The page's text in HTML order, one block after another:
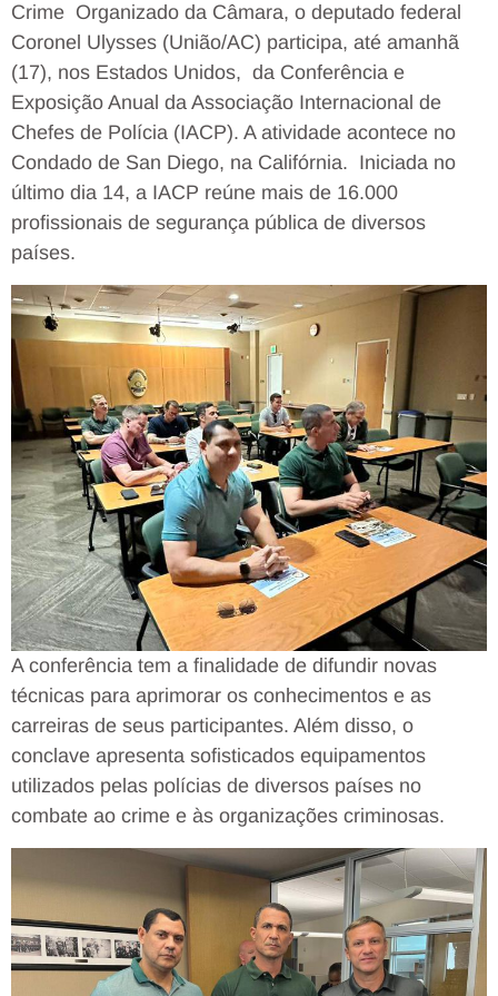
Crime Organizado da Câmara, o deputado federal
Coronel Ulysses (União/AC) participa, até amanhã
(17), nos Estados Unidos, da Conferência e
Exposição Anual da Associação Internacional de
Chefes de Polícia (IACP). A atividade acontece no
Condado de San Diego, na Califórnia. Iniciada no
último dia 14, a IACP reúne mais de 16.000
profissionais de segurança pública de diversos
países.
A conferência tem a finalidade de difundir novas
técnicas para aprimorar os conhecimentos e as
carreiras de seus participantes. Além disso, o
conclave apresenta sofisticados equipamentos
utilizados pelas polícias de diversos países no
combate ao crime e às organizações criminosas.